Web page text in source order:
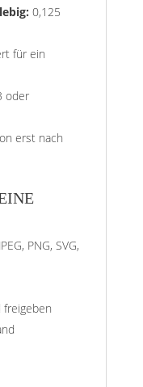
0,125
für ein
oder
erst nach
PNG, SVG,
freigeben